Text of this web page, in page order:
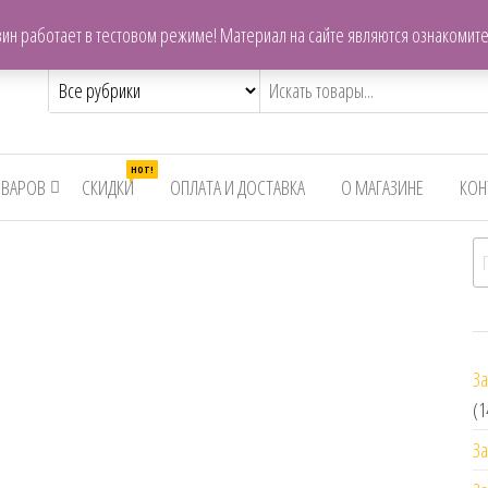
СКИДКИ
HOT!
ОПЛАТА И ДОСТАВКА О МАГАЗИНЕ
работает в тестовом режиме! Материал на сайте являются